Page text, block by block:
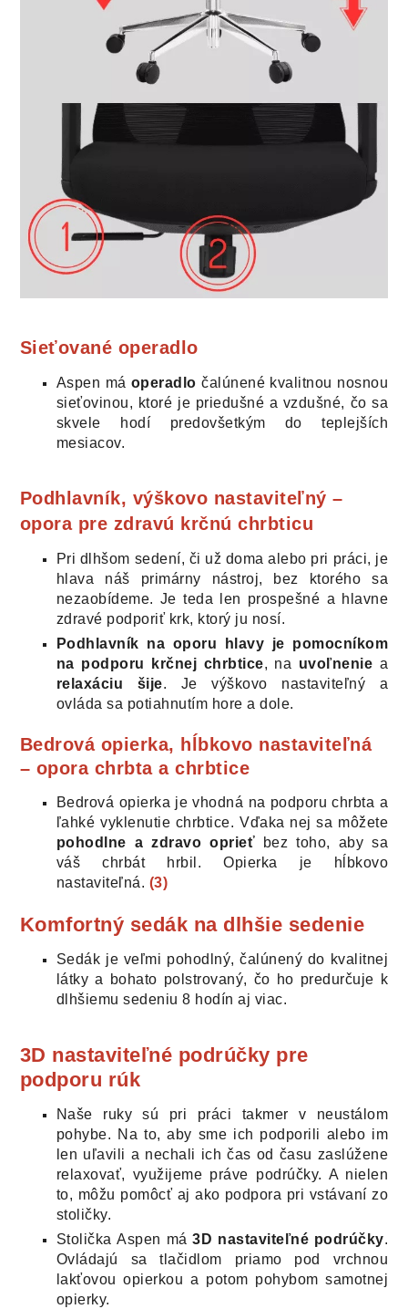
Sieťované operadlo
Aspen má operadločalúnené kvalitnou nosnou
sieťovinou, ktoré je priedušné a vzdušné, čo sa
skvele hodí predovšetkým do teplejších
mesiacov.
Podhlavník, výškovo nastaviteľný –
opora pre zdravú krčnú chrbticu
Pri dlhšom sedení, či už doma alebo pri práci, je
hlava náš primárny nástroj, bez ktorého sa
nezaobídeme. Je teda len prospešné a hlavne
zdravé podporiť krk, ktorý ju nosí.
Podhlavník na oporu hlavy je pomocníkom
na podporu krčnej chrbtice, na uvoľnenie a
relaxáciu
šije. Je výškovo nastaviteľný a
ovláda sa potiahnutím hore a dole.
Bedrová opierka, hĺbkovo nastaviteľná
– opora chrbta a chrbtice
Bedrová opierka je vhodná na podporu chrbta a
ľahké vyklenutie chrbtice. Vďaka nej sa môžete
pohodlne a zdravo oprieť bez toho, aby sa
váš chrbát hrbil.Opierka je hĺbkovo
nastaviteľná. (3)
Komfortný sedák na dlhšie sedenie
Sedák je veľmi pohodlný, čalúnený do kvalitnej
látky a bohato polstrovaný, čo ho predurčuje k
dlhšiemu sedeniu 8 hodín aj viac.
3D nastaviteľné podrúčky pre
podporu rúk
Naše ruky sú pri práci takmer v neustálom
pohybe. Na to, aby sme ich podporili alebo im
len uľavili a nechali ich čas od času zaslúžene
relaxovať, využijeme práve podrúčky. A nielen
to, môžu pomôcť aj ako podpora pri vstávaní zo
stoličky.
Stolička Aspen má3D nastaviteľné podrúčky.
Ovládajú sa tlačidlom priamo pod vrchnou
lakťovou opierkou a potom pohybom samotnej
opierky.